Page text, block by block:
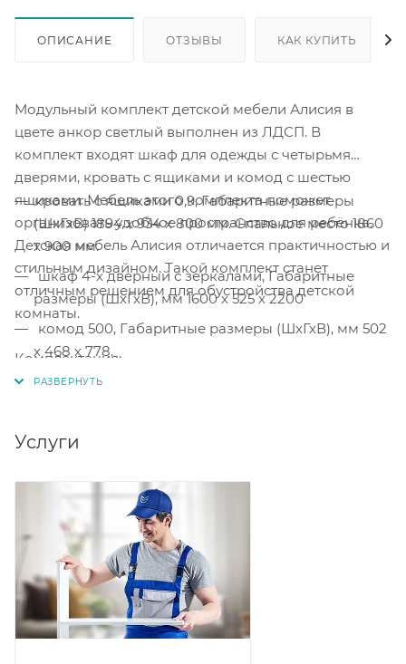
ОПИСАНИЕ ОТЗЫВЫ КАК КУПИТЬ
Модульный комплект детской мебели Алисия в
цвете анкор светлый выполнен из ЛДСП. В
комплект входят шкаф для одежды с четырьмя
дверями, кровать с ящиками и комод с шестью
ящиками. Мебель этого комплекта поможет
организовать удобное пространство для ребёнка.
Детская мебель Алисия отличается практичностью и
стильным дизайном. Такой комплект станет
отличным решением для обустройства детской
комнаты.
Комплектация:
кровать с ящиками 0,9, Габаритные размеры
(ШхГхВ) 1894 х 934 х 800 мм. Спальное место 1860
х 900 мм.
шкаф 4-х дверный с зеркалами, Габаритные
размеры (ШхГхВ), мм 1600 х 525 х 2200
х 468 х 778.
Услуги